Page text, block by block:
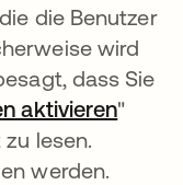
die Benutzer
wird
dass Sie
aktivieren"
lesen.
werden.